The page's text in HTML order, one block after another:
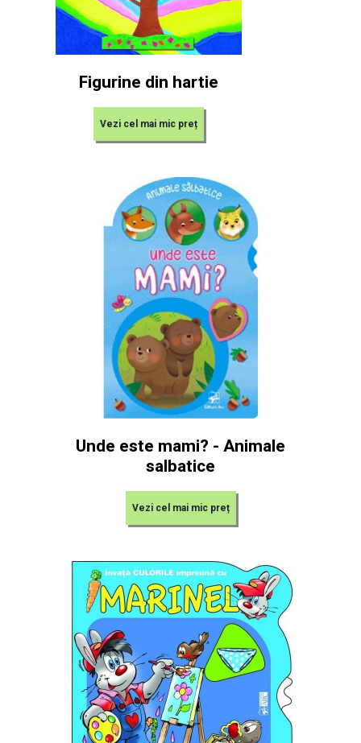
Figurine din hartie
Vezi cel mai mic preț
Unde este mami? - Animale
salbatice
Vezi cel mai mic preț